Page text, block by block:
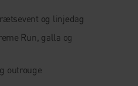
og linjedag
Run, galla og
outrouge